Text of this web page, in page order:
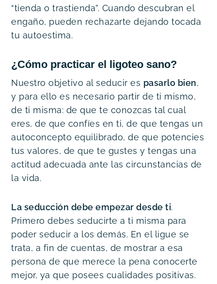
“tienda o trastienda”. Cuando descubran el
engaño, pueden rechazarte dejando tocada
tu autoestima.
¿Cómo practicar el ligoteo sano?
Nuestro objetivo al seducir es pasarlo bien,
y para ello es necesario partir de ti mismo,
de ti misma: de que te conozcas tal cual
eres, de que confíes en ti, de que tengas un
autoconcepto equilibrado, de que potencies
tus valores, de que te gustes y tengas una
actitud adecuada ante las circunstancias de
la vida.
La seducción debe empezar desde ti.
Primero debes seducirte a ti misma para
poder seducir a los demás. En el ligue se
trata, a fin de cuentas, de mostrar a esa
persona de que merece la pena conocerte
mejor, ya que posees cualidades positivas.